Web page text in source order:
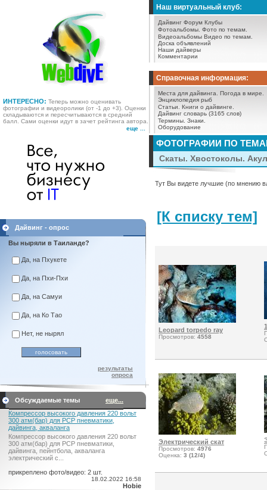
ИНТЕРЕСНО: Теперь можно оценивать
фотографии и видеоролики (от -1 до +3). Оценки
складываются и пересчитываются в средний
балл. Сами оценки идут в зачет рейтинга автора.
еще ...
Наш виртуальный клуб:
Дайвинг Форум Клубы
Фотоальбомы. Фото по темам.
Видеоальбомы Видео по темам.
Доска объявлений
Наши дайверы
Комментарии
Справочная информация:
Места для дайвинга.
Погода в мире.
Энциклопедия рыб
Статьи.
Книги о дайвинге.
Дайвинг словарь (3165 слов)
Термины. Знаки.
Оборудование
Дайвинг - опрос
Вы ныряли в Таиланде?
Да, на Пхукете
Да, на Пхи-Пхи
Да, на Самуи
Да, на Ко Тао
Нет, не нырял
результаты
опроса
Обсуждаемые темы
еще...
Компрессор высокого давления 220 вольт
300 атм(бар) для PCP пневматики,
дайвинга, акваланга
Компрессор высокого давления 220 вольт
300 атм(бар) для PCP пневматики,
дайвинга, пейнтбола, акваланга
электрический c...
прикреплено фото/видео: 2 шт.
18.02.2022 16:58
Hobie
ФОТОГРАФИИ ПО
Скаты. Хвостоколы.
Тут Вы видете лучшие (по мнению
[К списку тем]
Leopard torpedo ray
Просмотров: 4558
Электрический скат
Просмотров: 4976
Оценка: 3 (12/4)